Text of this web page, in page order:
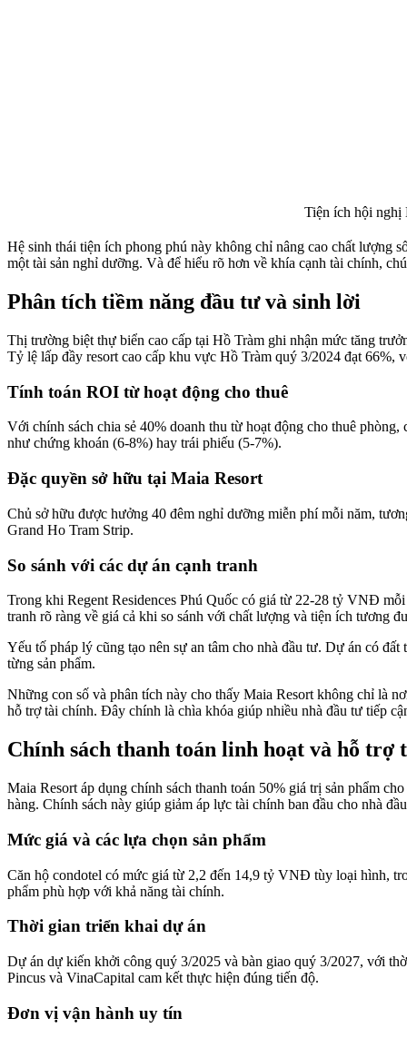
Tiện ích hội nghị
Hệ sinh thái tiện ích phong phú này không chỉ nâng cao chất lượng
một tài sản nghỉ dưỡng. Và để hiểu rõ hơn về khía cạnh tài chính,
Phân tích tiềm năng đầu tư và sinh lời
Thị trường biệt thự biển cao cấp tại Hồ Tràm ghi nhận mức tăng
Tỷ lệ lấp đầy resort cao cấp khu vực Hồ Tràm quý 3/2024 đạt
Tính toán ROI từ hoạt động cho thuê
Với chính sách chia sẻ 40% doanh thu từ hoạt động cho thuê
như chứng khoán (6-8%) hay trái phiếu (5-7%).
Đặc quyền sở hữu tại Maia Resort
Chủ sở hữu được hưởng 40 đêm nghỉ dưỡng miễn phí mỗi năm,
Grand Ho Tram Strip.
So sánh với các dự án cạnh tranh
Trong khi Regent Residences Phú Quốc có giá từ 22-28 tỷ VNĐ
tranh rõ ràng về giá cả khi so sánh với chất lượng và tiện ích tương
Yếu tố pháp lý cũng tạo nên sự an tâm cho nhà đầu tư. Dự án có
từng sản phẩm.
Những con số và phân tích này cho thấy Maia Resort không chỉ là
hỗ trợ tài chính. Đây chính là chìa khóa giúp nhiều nhà đầu tư tiếp
Chính sách thanh toán linh hoạt và hỗ trợ
Maia Resort áp dụng chính sách thanh toán 50% giá trị sản phẩm
hàng. Chính sách này giúp giảm áp lực tài chính ban đầu cho nhà
Mức giá và các lựa chọn sản phẩm
Căn hộ condotel có mức giá từ 2,2 đến 14,9 tỷ VNĐ tùy loại hình,
phẩm phù hợp với khả năng tài chính.
Thời gian triển khai dự án
Dự án dự kiến khởi công quý 3/2025 và bàn giao quý 3/2027, với
Pincus và VinaCapital cam kết thực hiện đúng tiến độ.
Đơn vị vận hành uy tín